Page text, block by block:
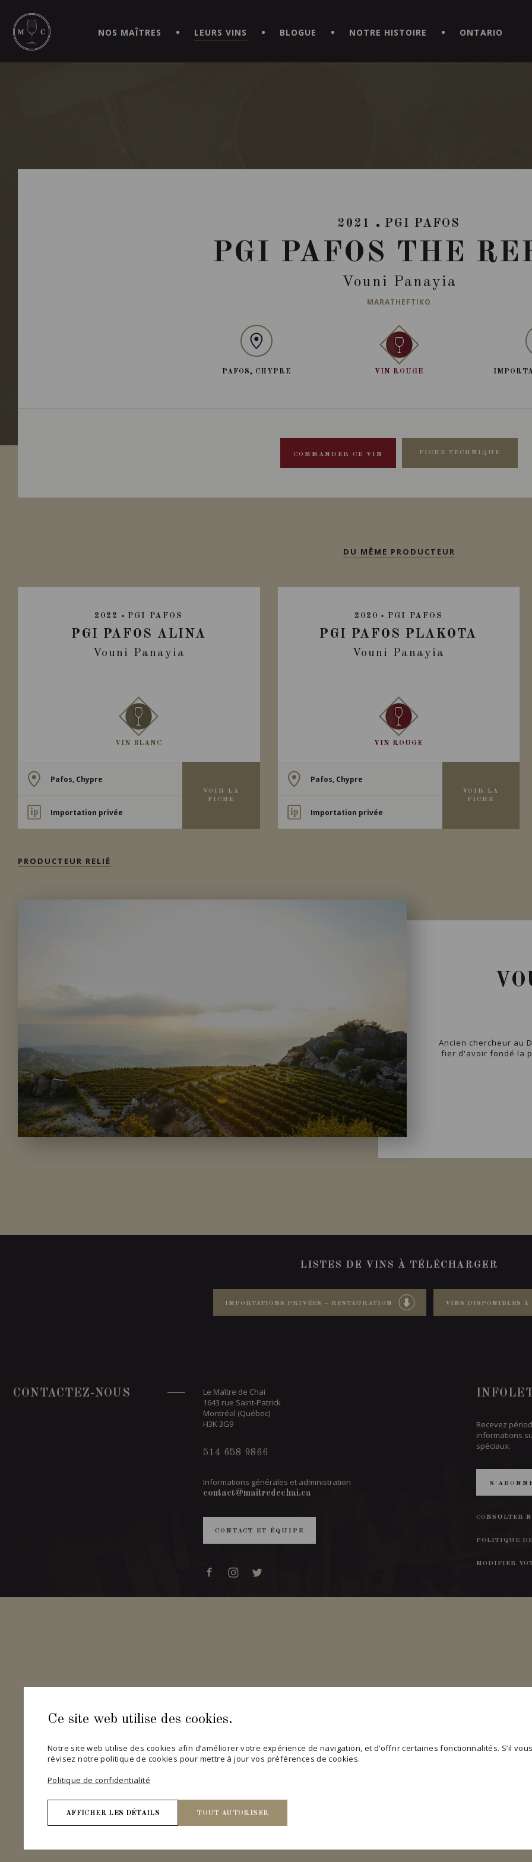
Ce site web utilise des cookies.
Notre site web utilise des cookies afin d’améliorer votre expérience de navigation, et d’offrir certaines fonctionnalités. S’il
révisez notre politique de cookies pour mettre à jour vos préférences de cookies.
Politique de confidentialité
AFFICHER LES DÉTAILS TOUT AUTORISER
Nécessaires
MAITRE | CAVISTE VIRTUEL!
NOS MAÎTRES LEURS VINS BLOGUE NOTRE HISTOIRE ONTARIO
2021 PGI PAFOS
PGI PAFOS THE
Vouni Panayia
MARATHEFTIKO
PAFOS, CHYPRE VIN ROUGE
COMMANDER CE VIN FICHE TECHNIQUE
DU MÊME PRODUCTEUR
2022 PGI PAFOS
PGI PAFOS ALINA
Vouni Panayia
VIN BLANC
Pafos, Chypre
Importation privée
VOIR LA
FICHE
2020 PGI PAFOS
PGI PAFOS PLAKOTA
Vouni Panayia
VIN ROUGE
Pafos, Chypre
Importation privée
VOIR LA
FICHE
PRODUCTEUR RELIÉ
Ancien chercheur au
fier d'avoir fondé la
LISTES DE VINS À TÉLÉCHARGER
IMPORTATIONS PRIVÉES – RESTAURATION VINS DISPONIBLES À
CONTACTEZ-NOUS
Le Maître de Chai
1643 rue Saint-Patrick
Montréal (Québec)
H3K 3G9
514 658 9866
Informations générales et administration
contact@maitredechai.ca
CONTACT ET ÉQUIPE
Recevez
informations
spéciaux.
CONSULTER
POLITIQUE
MODIFIER